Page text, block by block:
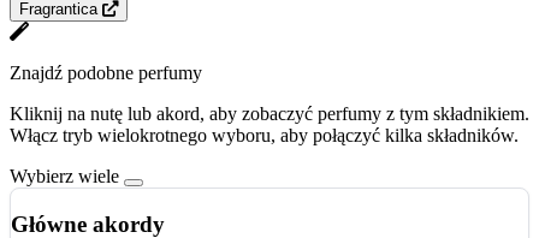
Fragrantica
Znajdź podobne perfumy
Kliknij na nutę lub akord, aby zobaczyć perfumy z tym składnikiem.
Włącz tryb wielokrotnego wyboru, aby połączyć kilka składników.
Wybierz wiele
Główne akordy